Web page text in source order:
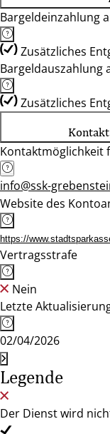
Bargeldeinzahlung
Zusätzliches
Bargeldauszahlung
Zusätzliches
Kontaktmöglichkeit
info@ssk-
Website des
https://
Vertragsstrafe
Nein
Letzte
02/04/2026
Legende
Der Dienst wird